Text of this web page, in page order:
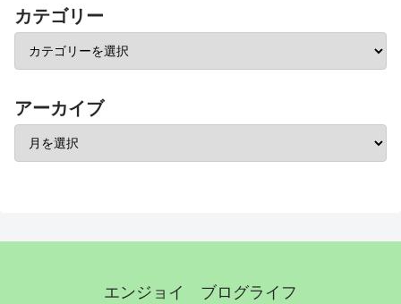
カテゴリー
アーカイブ
エンジョイ ブログライフ